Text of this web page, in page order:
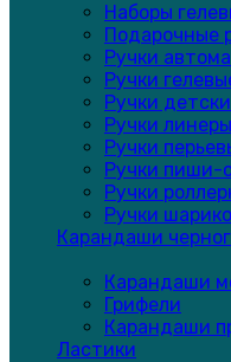
Наборы
Подарочные
Ручки
Ручки
Ручки
Ручки линеры
Ручки
Ручки пиши-
Ручки
Ручки
Карандаши
Карандаши
Грифели
Карандаши
Ластики